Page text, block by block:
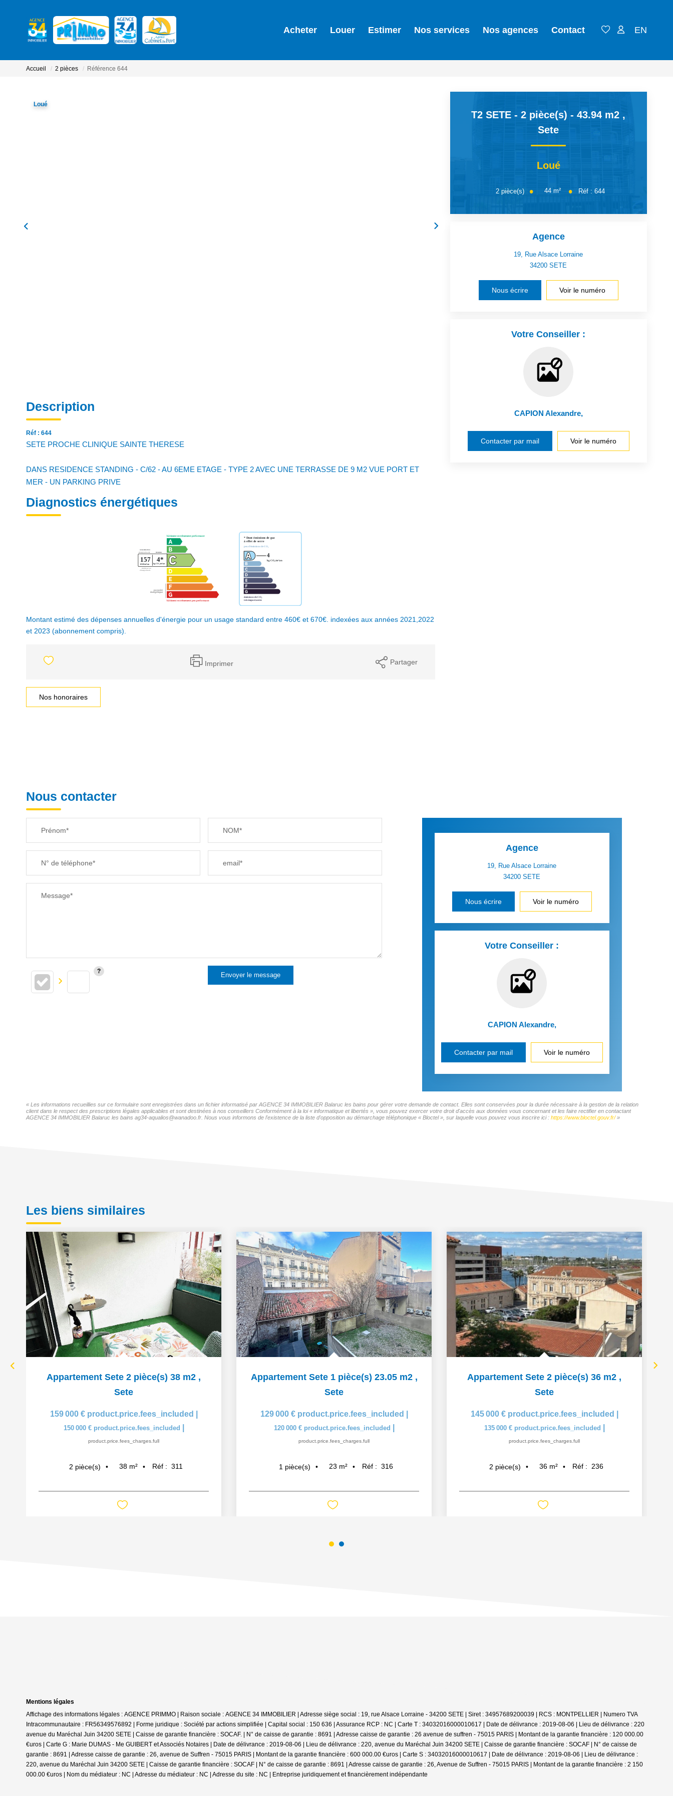
Acheter Louer Estimer Nos services Nos agences Contact EN
Accueil 2 pièces Référence 644
Loué
Description
Réf : 644
SETE PROCHE CLINIQUE SAINTE THERESE
DANS RESIDENCE STANDING - C/62 - AU 6EME ETAGE - TYPE 2 AVEC UNE TERRASSE DE 9 M2 VUE PORT ET
MER - UN PARKING PRIVE
Diagnostics énergétiques
Montant estimé des dépenses annuelles d'énergie pour un usage standard entre 460€ et 670€. indexées aux années 2021,2022
et 2023 (abonnement compris).
Imprimer Partager
Nos honoraires
T2 SETE - 2 pièce(s) - 43.94 m2 ,
Sete
Loué
2pièce(s) 44m² Réf :644
Agence
19, Rue Alsace Lorraine
34200SETE
Nous écrire Voir le numéro
Votre Conseiller :
CAPION Alexandre,
Contacter par mail Voir le numéro
Nous contacter
Prénom* NOM*
N° de téléphone* email*
Message*
Envoyer le message
Agence
19, Rue Alsace Lorraine
34200SETE
Nous écrire Voir le numéro
Votre Conseiller :
CAPION Alexandre,
Contacter par mail Voir le numéro
« Les informations recueillies sur ce formulaire sont enregistrées dans un fichier informatisé par AGENCE 34 IMMOBILIER Balaruc les bains pour gérer votre demande de contact. Elles sont conservées pour la durée nécessaire à la gestion de la relation
client dans le respect des prescriptions légales applicables et sont destinées à nos conseillers Conformément à la loi « informatique et libertés », vous pouvez exercer votre droit d'accès aux données vous concernant et les faire rectifier en contactant
AGENCE 34 IMMOBILIER Balaruc les bains ag34-aqualios@wanadoo.fr. Nous vous informons de l'existence de la liste d'opposition au démarchage téléphonique « Bloctel », sur laquelle vous pouvez vous inscrire ici : https://www.bloctel.gouv.fr/»
Les biens similaires
Appartement Sete 2 pièce(s) 38 m2 ,
Sete
159 000 € product.price.fees_included
150 000 € product.price.fees_included
product.price.fees_charges.full
2 pièce(s) 38 m² Réf : 311
Appartement Sete 1 pièce(s) 23.05 m2 ,
Sete
129 000 € product.price.fees_included
120 000 € product.price.fees_included
product.price.fees_charges.full
1 pièce(s) 23 m² Réf : 316
Appartement Sete 2 pièce(s) 36 m2 ,
Sete
145 000 € product.price.fees_included
135 000 € product.price.fees_included
product.price.fees_charges.full
2 pièce(s) 36 m² Réf : 236
Mentions légales
Affichage des informations légales : AGENCE PRIMMO | Raison sociale : AGENCE 34 IMMOBILIER | Adresse siège social : 19, rue Alsace Lorraine - 34200 SETE | Siret : 34957689200039 | RCS : MONTPELLIER | Numero TVA
Intracommunautaire : FR56349576892 | Forme juridique : Société par actions simplifiée | Capital social : 150 636 | Assurance RCP : NC | Carte T : 34032016000010617 | Date de délivrance : 2019-08-06 | Lieu de délivrance : 220
avenue du Maréchal Juin 34200 SETE | Caisse de garantie financière : SOCAF. | N° de caisse de garantie : 8691 | Adresse caisse de garantie : 26 avenue de suffren - 75015 PARIS | Montant de la garantie financière : 120 000.00
€uros | Carte G : Marie DUMAS - Me GUIBERT et Associés Notaires | Date de délivrance : 2019-08-06 | Lieu de délivrance : 220, avenue du Maréchal Juin 34200 SETE | Caisse de garantie financière : SOCAF | N° de caisse de
garantie : 8691 | Adresse caisse de garantie : 26, avenue de Suffren - 75015 PARIS | Montant de la garantie financière : 600 000.00 €uros | Carte S : 34032016000010617 | Date de délivrance : 2019-08-06 | Lieu de délivrance :
220, avenue du Maréchal Juin 34200 SETE | Caisse de garantie financière : SOCAF | N° de caisse de garantie : 8691 | Adresse caisse de garantie : 26, Avenue de Suffren - 75015 PARIS | Montant de la garantie financière : 2 150
000.00 €uros | Nom du médiateur : NC | Adresse du médiateur : NC | Adresse du site : NC |
Entreprise juridiquement et financièrement indépendante